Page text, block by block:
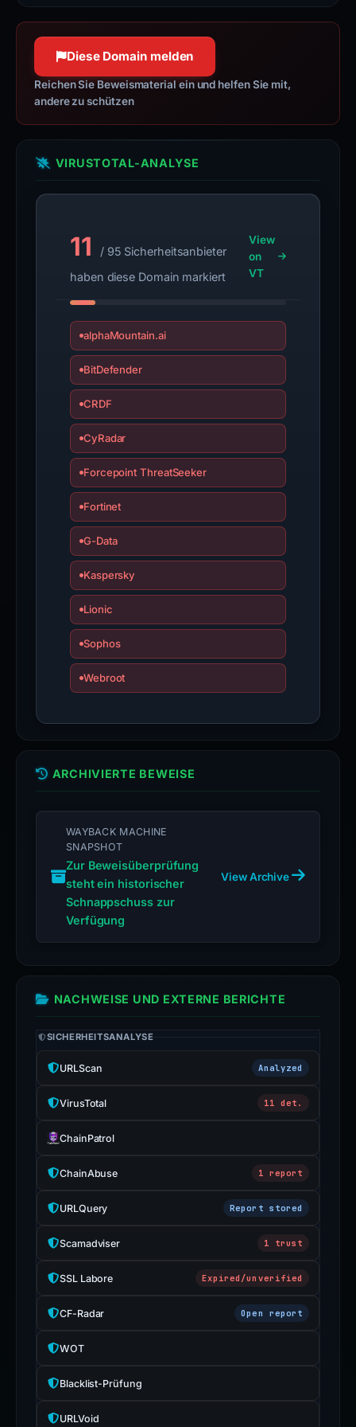
httpwg.org
Diese Domain melden
Reichen Sie Beweismaterial ein und helfen Sie mit,
andere zu schützen
VIRUSTOTAL-ANALYSE
11
/ 95 Sicherheitsanbieter
haben diese Domain markiert
View
on
VT
alphaMountain.ai
BitDefender
CRDF
CyRadar
Forcepoint ThreatSeeker
Fortinet
G-Data
Kaspersky
Lionic
Sophos
Webroot
ARCHIVIERTE BEWEISE
WAYBACK MACHINE
SNAPSHOT
Zur Beweisüberprüfung
steht ein historischer
Schnappschuss zur
Verfügung
View Archive
NACHWEISE UND EXTERNE BERICHTE
SICHERHEITSANALYSE
URLScan Analyzed
VirusTotal 11 det.
ChainPatrol
ChainAbuse 1 report
URLQuery Report stored
Scamadviser 1 trust
SSL Labore Expired/unverified
CF-Radar Open report
WOT
Blacklist-Prüfung
URLVoid